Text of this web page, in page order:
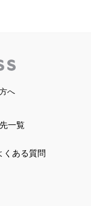
へ
一覧
くある質問